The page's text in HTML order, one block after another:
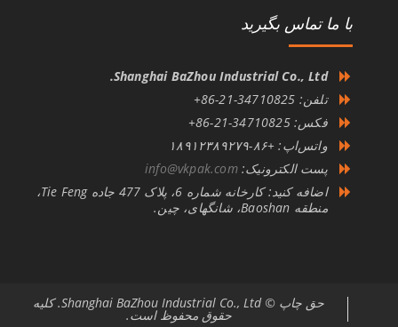
با ما تماس بگیرید
Shanghai BaZhou Industrial Co., Ltd.
تلفن: 34710825-21-86+
فکس: 34710825-21-86+
واتس‌اپ: +۸۶-۱۸۹۱۲۳۸۹۲۷۹
پست الکترونیک:info@vkpak.com
اضافه کنید: کارخانه شماره 6، پلاک 477 جاده Tie Feng،
منطقه Baoshan، شانگهای، چین.
حق چاپ © Shanghai BaZhou Industrial Co., Ltd. کلیه
حقوق محفوظ است.